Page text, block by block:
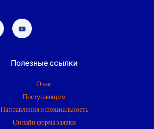
Полезные ссылки
О нас
Поступающим
Направления и специальность
Онлайн форма заявки